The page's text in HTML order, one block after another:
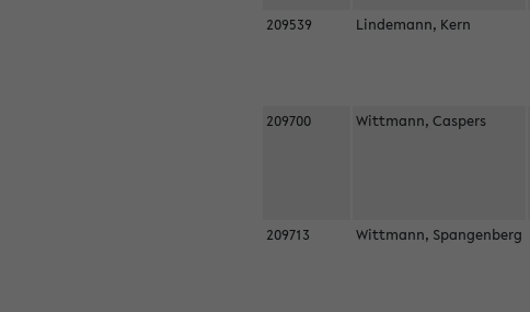
209539 Lindemann, Kern
209700 Wittmann, Caspers
209713 Wittmann, Spangenberg